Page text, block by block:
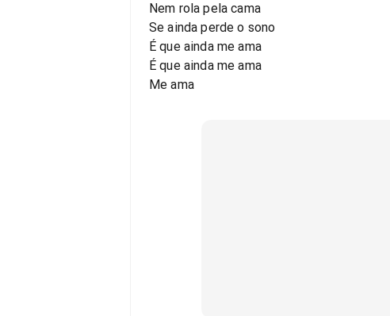
Nem rola pela cama
Se ainda perde o sono
É que ainda me ama
É que ainda me ama
Me ama